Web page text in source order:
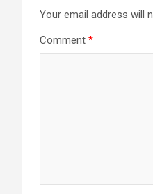
Your email address will
Comment *